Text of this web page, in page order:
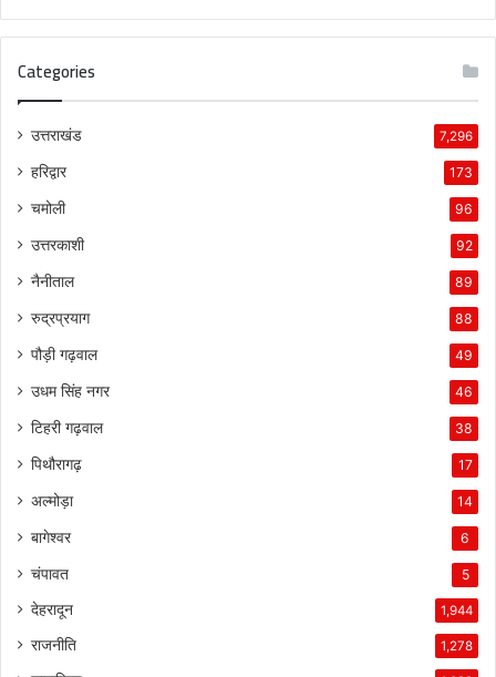
Categories
उत्तराखंड 7,296
हरिद्वार 173
चमोली 96
उत्तरकाशी 92
नैनीताल 89
रुद्रप्रयाग 88
पौड़ी गढ़वाल 49
उधम सिंह नगर 46
टिहरी गढ़वाल 38
पिथौरागढ़ 17
अल्मोड़ा 14
बागेश्वर 6
चंपावत 5
देहरादून 1,944
राजनीति 1,278